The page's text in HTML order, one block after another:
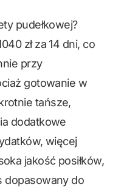
pudełkowej?
zł za 14 dni, co
przy
gotowanie w
tańsze,
dodatkowe
więcej
jakość posiłków,
dopasowany do